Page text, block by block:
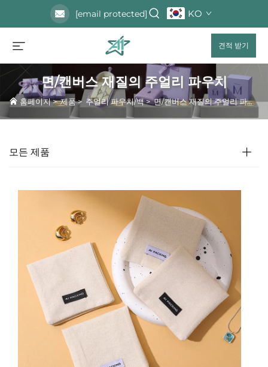
[email protected] KO
견적 받기
면/캔버스 재질의 주얼리 파우치
홈페이지>제품> 주얼리 파우치/백>면/캔버스 재질의 주얼리 파우치
모든 제품